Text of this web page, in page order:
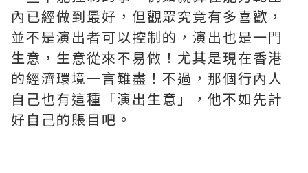
內已經做到最好，但觀眾究竟有多喜歡，
並不是演出者可以控制的，演出也是一門
生意，生意從來不易做！尤其是現在香港
的經濟環境一言難盡！不過，那個行內人
自己也有這種「演出生意」，他不如先計
好自己的賬目吧。